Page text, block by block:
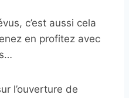
c’est aussi cela
en profitez avec
l’ouverture de